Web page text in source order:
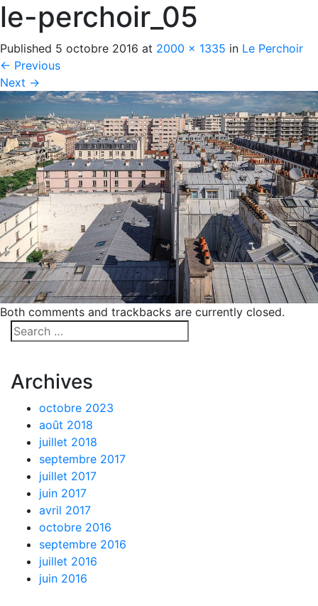
le-perchoir_05
Published 5 octobre 2016 at 2000 × 1335 in Le Perchoir
← Previous
Next →
Both comments and trackbacks are currently closed.
Archives
octobre 2023
août 2018
juillet 2018
septembre 2017
juillet 2017
juin 2017
avril 2017
octobre 2016
septembre 2016
juillet 2016
juin 2016